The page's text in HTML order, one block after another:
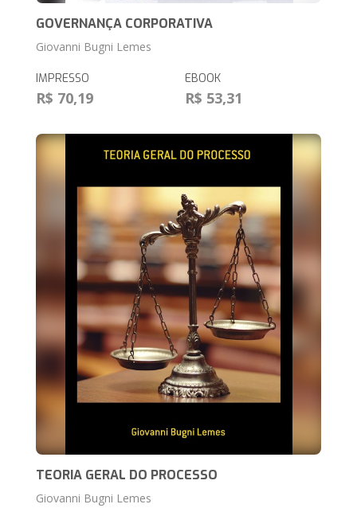
GOVERNANÇA CORPORATIVA
Giovanni Bugni Lemes
IMPRESSO
R$ 70,19
EBOOK
R$ 53,31
TEORIA GERAL DO PROCESSO
Giovanni Bugni Lemes